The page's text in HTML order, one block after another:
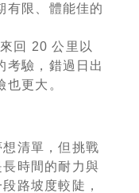
有限、體能佳的
回 20 公里以
考驗，錯過日出
更大。
清單，但挑戰
時間的耐力與
路坡度較陡，